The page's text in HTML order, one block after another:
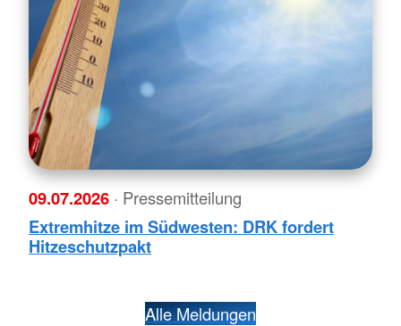
09.07.2026 · Pressemitteilung
Extremhitze im Südwesten: DRK fordert
Hitzeschutzpakt
Alle Meldungen